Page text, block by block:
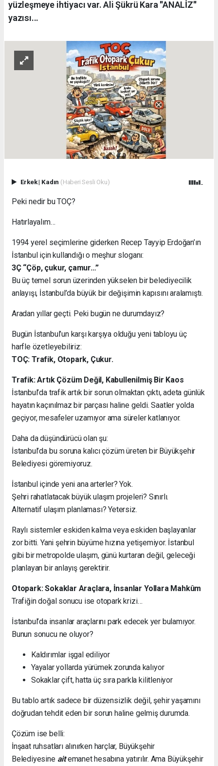
yüzleşmeye ihtiyacı var. Ali Şükrü Kara ''ANALİZ''
yazısı...
Erkek| Kadın (Haberi Sesli Oku)
Peki nedir bu TOÇ?
Hatırlayalım…
1994 yerel seçimlerine giderken Recep Tayyip Erdoğan’ın
İstanbul için kullandığı o meşhur sloganı:
3Ç “Çöp, çukur, çamur…”
Bu üç temel sorun üzerinden yükselen bir belediyecilik
anlayışı, İstanbul’da büyük bir değişimin kapısını aralamıştı.
Aradan yıllar geçti. Peki bugün ne durumdayız?
Bugün İstanbul’un karşı karşıya olduğu yeni tabloyu üç
harfle özetleyebiliriz:
TOÇ: Trafik, Otopark, Çukur.
Trafik: Artık Çözüm Değil, Kabullenilmiş Bir Kaos
İstanbul’da trafik artık bir sorun olmaktan çıktı, adeta günlük
hayatın kaçınılmaz bir parçası haline geldi. Saatler yolda
geçiyor, mesafeler uzamıyor ama süreler katlanıyor.
Daha da düşündürücü olan şu:
İstanbul’da bu soruna kalıcı çözüm üreten bir Büyükşehir
Belediyesi göremiyoruz.
İstanbul içinde yeni ana arterler? Yok.
Şehri rahatlatacak büyük ulaşım projeleri? Sınırlı.
Alternatif ulaşım planlaması? Yetersiz.
Raylı sistemler eskiden kalma veya eskiden başlayanlar
zor bitti. Yani şehrin büyüme hızına yetişemiyor. İstanbul
gibi bir metropolde ulaşım, günü kurtaran değil, geleceği
planlayan bir anlayış gerektirir.
Otopark: Sokaklar Araçlara, İnsanlar Yollara Mahkûm
Trafiğin doğal sonucu ise otopark krizi…
İstanbul’da insanlar araçlarını park edecek yer bulamıyor.
Bunun sonucu ne oluyor?
Kaldırımlar işgal ediliyor
Yayalar yollarda yürümek zorunda kalıyor
Sokaklar çift, hatta üç sıra parkla kilitleniyor
Bu tablo artık sadece bir düzensizlik değil, şehir yaşamını
doğrudan tehdit eden bir sorun haline gelmiş durumda.
Çözüm ise belli:
İnşaat ruhsatları alınırken harçlar, Büyükşehir
Belediyesine aitemanet hesabına yatırılır. Ama Büyükşehir